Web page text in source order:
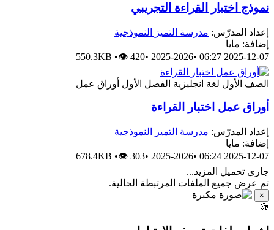
اختبار القراءة التجريبي
المدرّس: مدرسة التميز النموذجية
مايا
2025-12-07
•
2025-2026
•
550.3KB •👁 420
الأول لغة انجليزية الفصل الأول أوراق عمل
عمل اختبار القراءة
المدرّس: مدرسة التميز النموذجية
مايا
2025-12-07
•
2025-2026
•
678.4KB •👁 303
تحميل المزيد...
عرض جميع الملفات المرتبطة الحالية.